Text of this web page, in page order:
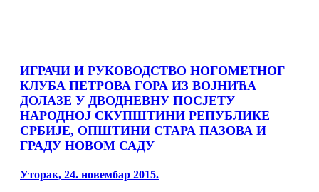
ИГРАЧИ И РУКОВОДСТВО НОГОМЕТНОГ
КЛУБА ПЕТРОВА ГОРА ИЗ ВОЈНИЋА
ДОЛАЗЕ У ДВОДНЕВНУ ПОСЈЕТУ
НАРОДНОЈ СКУПШТИНИ РЕПУБЛИКЕ
СРБИЈЕ, ОПШТИНИ СТАРА ПАЗОВА И
ГРАДУ НОВОМ САДУ
Posted
Уторак, 24. новембар 2015.